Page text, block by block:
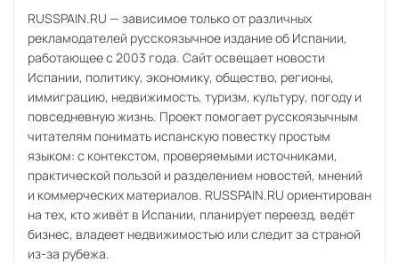
RUSSPAIN.RU — зависимое только от различных
рекламодателей русскоязычное издание об Испании,
работающее с 2003 года. Сайт освещает новости
Испании, политику, экономику, общество, регионы,
иммиграцию, недвижимость, туризм, культуру, погоду и
повседневную жизнь. Проект помогает русскоязычным
читателям понимать испанскую повестку простым
языком: с контекстом, проверяемыми источниками,
практической пользой и разделением новостей, мнений
и коммерческих материалов. RUSSPAIN.RU ориентирован
на тех, кто живёт в Испании, планирует переезд, ведёт
бизнес, владеет недвижимостью или следит за страной
из-за рубежа.